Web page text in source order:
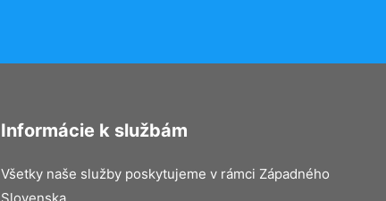
Informácie k službám
Všetky naše služby poskytujeme v rámci Západného
Slovenska.